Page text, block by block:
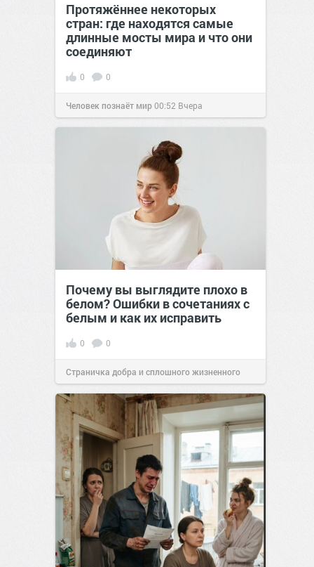
Протяжённее некоторых
стран: где находятся самые
длинные мосты мира и что они
соединяют
0 0
Человек познаёт мир00:52 Вчера
Почему вы выглядите плохо в
белом? Ошибки в сочетаниях с
белым и как их исправить
0 0
Страничка добра и сплошного жизненного
позитива!00:29Вчера